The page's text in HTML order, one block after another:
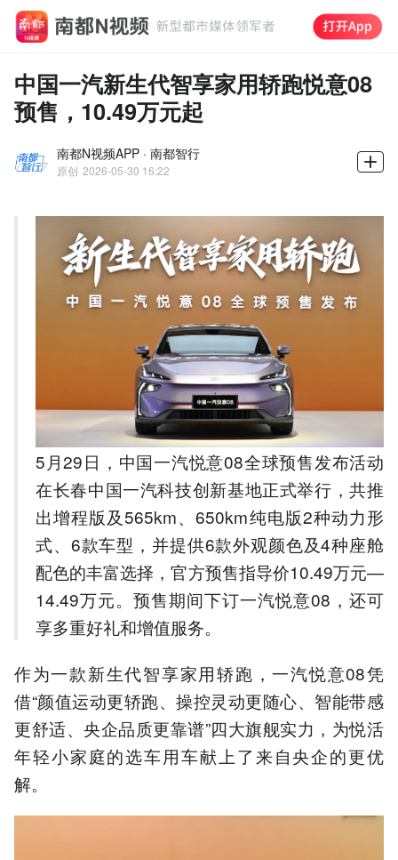
中国一汽新生代智享家用轿跑悦意08
预售，10.49万元起
南都N视频APP · 南都智行
原创 2026-05-30 16:22
5月29日，中国一汽悦意08全球预售发布活动
在长春中国一汽科技创新基地正式举行，共推
出增程版及565km、650km纯电版2种动力形
式、6款车型，并提供6款外观颜色及4种座舱
配色的丰富选择，官方预售指导价10.49万元—
14.49万元。预售期间下订一汽悦意08，还可
享多重好礼和增值服务。
作为一款新生代智享家用轿跑，一汽悦意08凭
借“颜值运动更轿跑、操控灵动更随心、智能带感
更舒适、央企品质更靠谱”四大旗舰实力，为悦活
年轻小家庭的选车用车献上了来自央企的更优
解。